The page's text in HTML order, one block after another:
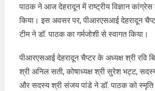
पाठक ने आज देहरादून में राष्ट्रीय विज्ञान कांग्रेस
किया। इस अवसर पर, पीआरएसआई देहरादून
टीम ने डॉ. पाठक का गर्मजोशी से स्वागत किया।
पीआरएसआई देहरादून चैप्टर के अध्यक्ष श्री रवि
श्री अनिल सती, कोषाध्यक्ष श्री सुरेश भट्ट,
और सदस्य श्री संजय पांडे ने डॉ. पाठक को स्मृति